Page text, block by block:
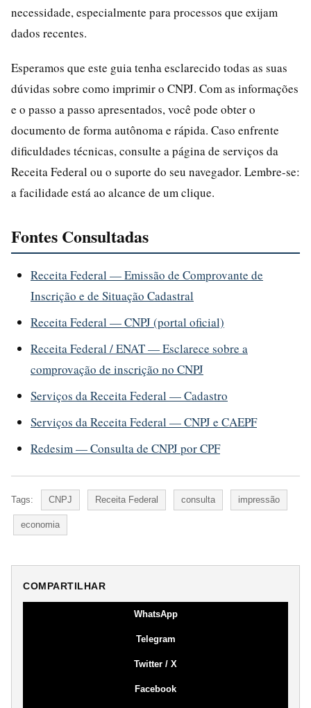
necessidade, especialmente para processos que exijam
dados recentes.
Esperamos que este guia tenha esclarecido todas as suas
dúvidas sobre como imprimir o CNPJ. Com as informações
e o passo a passo apresentados, você pode obter o
documento de forma autônoma e rápida. Caso enfrente
dificuldades técnicas, consulte a página de serviços da
Receita Federal ou o suporte do seu navegador. Lembre-se:
a facilidade está ao alcance de um clique.
Fontes Consultadas
Receita Federal — Emissão de Comprovante de
Inscrição e de Situação Cadastral
Receita Federal — CNPJ (portal oficial)
Receita Federal / ENAT — Esclarece sobre a
comprovação de inscrição no CNPJ
Serviços da Receita Federal — Cadastro
Serviços da Receita Federal — CNPJ e CAEPF
Redesim — Consulta de CNPJ por CPF
Tags: CNPJ Receita Federal consulta impressão
economia
COMPARTILHAR
WhatsApp
Telegram
Twitter / X
Facebook